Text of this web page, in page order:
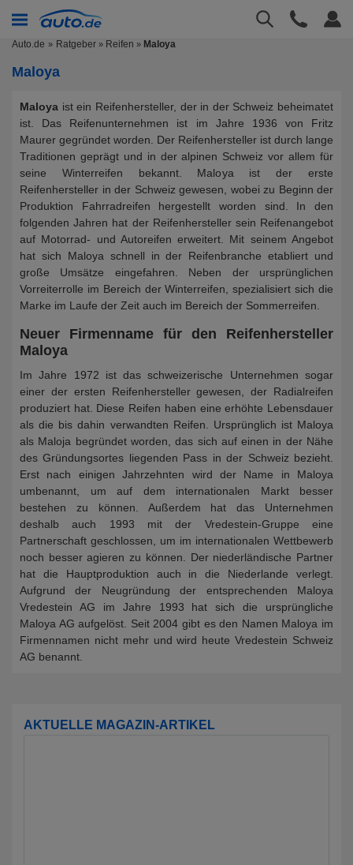
Auto.de Ratgeber » Reifen » Maloya
Maloya
Maloya ist ein Reifenhersteller, der in der Schweiz beheimatet
ist. Das Reifenunternehmen ist im Jahre 1936 von Fritz
Maurer gegründet worden. Der Reifenhersteller ist durch lange
Traditionen geprägt und in der alpinen Schweiz vor allem für
seine Winterreifen bekannt. Maloya ist der erste
Reifenhersteller in der Schweiz gewesen, wobei zu Beginn der
Produktion Fahrradreifen hergestellt worden sind. In den
folgenden Jahren hat der Reifenhersteller sein Reifenangebot
auf Motorrad- und Autoreifen erweitert. Mit seinem Angebot
hat sich Maloya schnell in der Reifenbranche etabliert und
große Umsätze eingefahren. Neben der ursprünglichen
Vorreiterrolle im Bereich der Winterreifen, spezialisiert sich die
Marke im Laufe der Zeit auch im Bereich der Sommerreifen.
Neuer Firmenname für den Reifenhersteller
Maloya
Im Jahre 1972 ist das schweizerische Unternehmen sogar
einer der ersten Reifenhersteller gewesen, der Radialreifen
produziert hat. Diese Reifen haben eine erhöhte Lebensdauer
als die bis dahin verwandten Reifen. Ursprünglich ist Maloya
als Maloja begründet worden, das sich auf einen in der Nähe
des Gründungsortes liegenden Pass in der Schweiz bezieht.
Erst nach einigen Jahrzehnten wird der Name in Maloya
umbenannt, um auf dem internationalen Markt besser
bestehen zu können. Außerdem hat das Unternehmen
deshalb auch 1993 mit der Vredestein-Gruppe eine
Partnerschaft geschlossen, um im internationalen Wettbewerb
noch besser agieren zu können. Der niederländische Partner
hat die Hauptproduktion auch in die Niederlande verlegt.
Aufgrund der Neugründung der entsprechenden Maloya
Vredestein AG im Jahre 1993 hat sich die ursprüngliche
Maloya AG aufgelöst. Seit 2004 gibt es den Namen Maloya im
Firmennamen nicht mehr und wird heute Vredestein Schweiz
AG benannt.
AKTUELLE MAGAZIN-ARTIKEL